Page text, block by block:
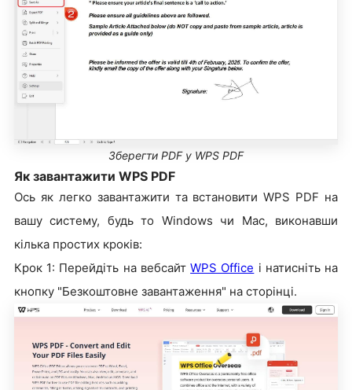
Зберегти PDF у WPS PDF
Як завантажити WPS PDF
Ось як легко завантажити та встановити WPS PDF на
вашу систему, будь то Windows чи Mac, виконавши
кілька простих кроків:
Крок 1: Перейдіть на вебсайтWPS Office і натисніть на
кнопку "Безкоштовне завантаження" на сторінці.